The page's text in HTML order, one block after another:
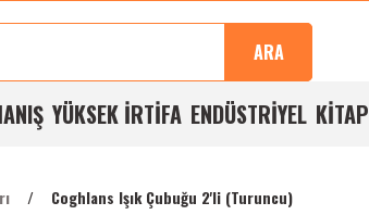
Kalite
Ücretsiz
Gün
İmkanı
ARA
YÜKSEK İRTİFA ENDÜSTRİYEL
Coghlans Işık Çubuğu 2'li (Turuncu)